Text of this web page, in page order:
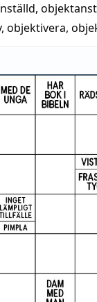
,
, objektivera,